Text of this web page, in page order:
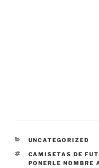
CATEGORÍAS
UNCATEGORIZED
ETIQUETAS
CAMISETAS DE
PONERLE NOMBRE